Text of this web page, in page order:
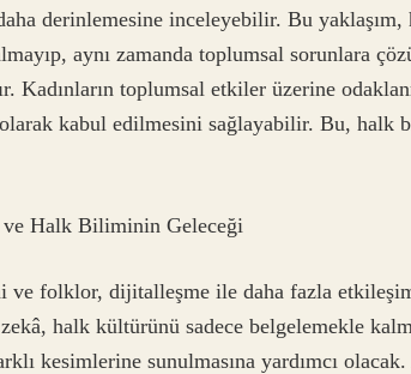
derinlemesine inceleyebilir. Bu
aynı zamanda toplumsal sorunlara
Kadınların toplumsal etkiler üzerine
kabul edilmesini sağlayabilir. Bu, halk
Halk Biliminin Geleceği
ve folklor, dijitalleşme ile daha fazla
halk kültürünü sadece belgelemekle
kesimlerine sunulmasına yardımcı